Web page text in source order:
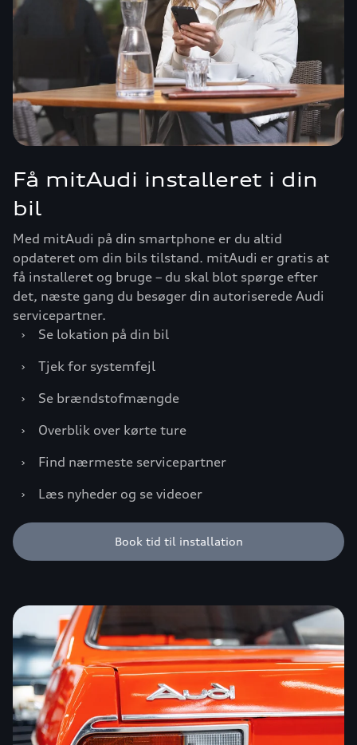
Få mitAudi installeret i din
bil
Med mitAudi på din smartphone er du altid
opdateret om din bils tilstand. mitAudi er gratis at
få installeret og bruge – du skal blot spørge efter
det, næste gang du besøger din autoriserede Audi
servicepartner.
›
Se lokation på din bil
›
Tjek for systemfejl
›
Se brændstofmængde
›
Overblik over kørte ture
›
Find nærmeste servicepartner
›
Læs nyheder og se videoer
Book tid til installation